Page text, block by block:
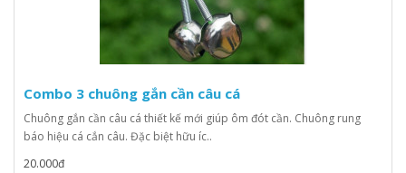
Combo 3 chuông gắn cần câu cá
Chuông gắn cần câu cá thiết kế mới giúp ôm đót cần. Chuông rung
báo hiệu cá cắn câu. Đặc biệt hữu íc..
20.000đ